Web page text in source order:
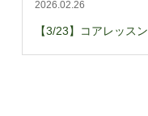
2026.02.26
【3/23】コアレッスン